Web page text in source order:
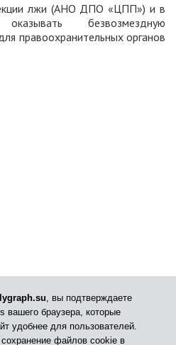
лжи (АНО ДПО «ЦПП») и в
безвозмездную
правоохранительных органов
, вы подтверждаете
вашего браузера, которые
удобнее для пользователей.
файлов cookie в